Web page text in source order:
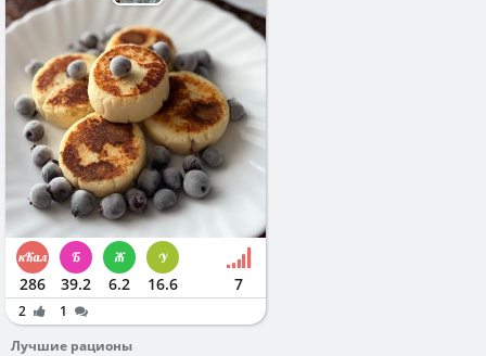
286 39.2 6.2 16.6 7
2
1
Лучшие рационы